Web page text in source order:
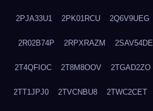
2PJA33U1 2PK01RCU 2Q6V9UEG
2R02B74P 2RPXRAZM 2SAV54DE
2T4QFIOC 2T8M8OOV 2TGAD2ZO
2TT1JPJ0 2TVCNBU8 2TWC2CET